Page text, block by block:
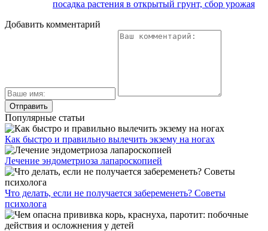
посадка растения в открытый грунт, сбор урожая
Добавить комментарий
Популярные статьи
Как быстро и правильно вылечить экзему на ногах
Лечение эндометриоза лапароскопией
Что делать, если не получается забеременеть? Советы
психолога